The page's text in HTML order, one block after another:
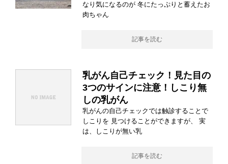
なり気になるのが 冬にたっぷりと蓄えたお
肉ちゃん
記事を読む
乳がん自己チェック！見た目の
3つのサインに注意！しこり無
しの乳がん
乳がんの自己チェックでは触診することで
しこりを 見つけることができますが、 実
は、しこりが無い乳
記事を読む